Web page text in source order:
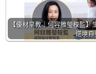
【優材早教｜何容雅瑩校監
逆境自